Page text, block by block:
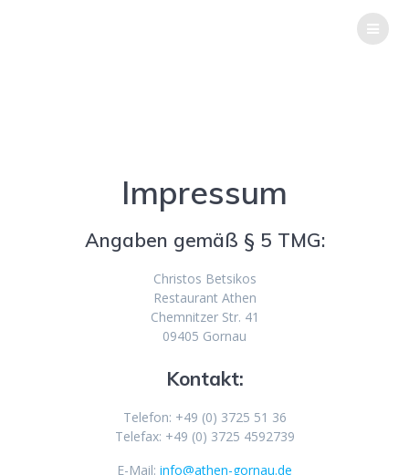
Impressum
Angaben gemäß § 5 TMG:
Christos Betsikos
Restaurant Athen
Chemnitzer Str. 41
09405 Gornau
Kontakt:
Telefon: +49 (0) 3725 51 36
Telefax: +49 (0) 3725 4592739
E-Mail: info@athen-gornau.de